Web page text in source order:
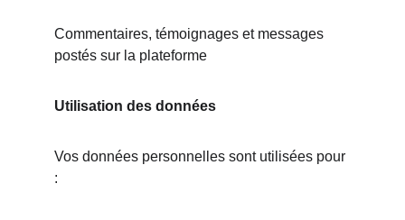
Commentaires, témoignages et messages
postés sur la plateforme
Utilisation des données
Vos données personnelles sont utilisées pour
: